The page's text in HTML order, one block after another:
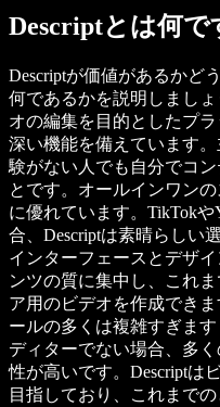
Descriptとは何で
Descriptが価値があるかど
何であるかを説明しまし
オの編集を目的としたプ
深い機能を備えています
験がない人でも自分でコ
とです。オールインワン
に優れています。TikTok
合、Descriptは素晴らしい
インターフェースとデザ
ンツの質に集中し、これ
ア用のビデオを作成でき
ールの多くは複雑すぎま
ディターでない場合、多
性が高いです。Descriptは
目指しており、これまで